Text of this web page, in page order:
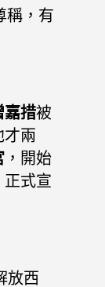
稱，有
嘉措被
兩
，開始
正式宣
放西